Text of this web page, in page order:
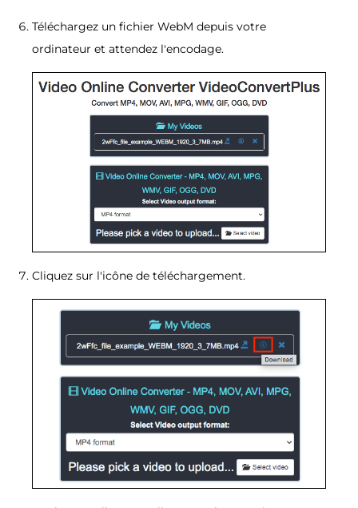
Téléchargez un fichier WebM depuis votre
ordinateur et attendez l'encodage.
Cliquez sur l'icône de téléchargement.